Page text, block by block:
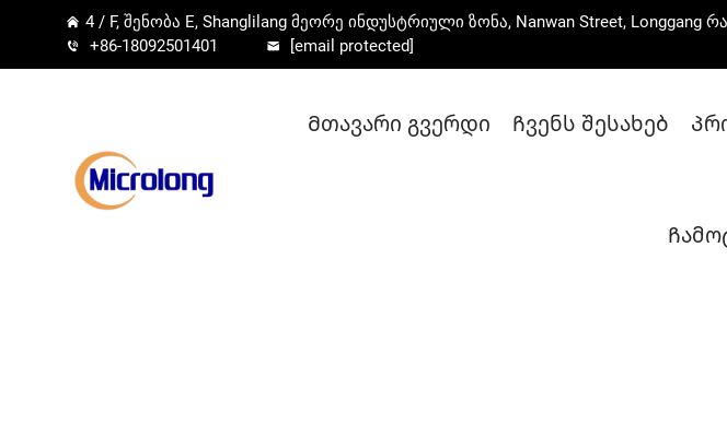
4 / F, შენობა E, Shanglilang მეორე ინდუსტრიული ზონა, Nanwan Street, Longgang
+86-18092501401
[email protected]
Მთავარი გვერდი Ჩვენს შესახებ